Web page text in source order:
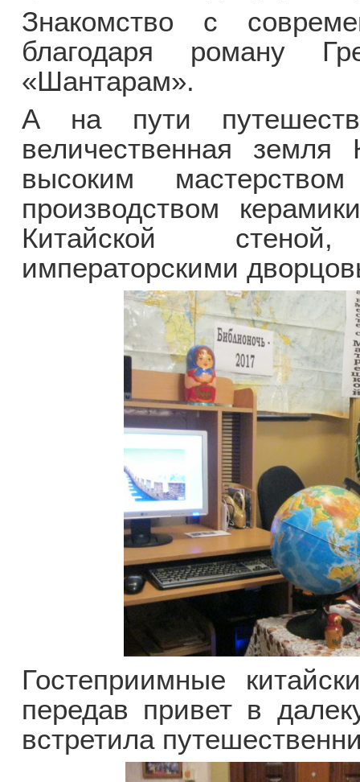
Знакомство с
благодаря роману
«Шантарам».
А на пути
величественная
высоким
производством
Китайской
императорскими
Гостеприимные
передав привет в
встретила